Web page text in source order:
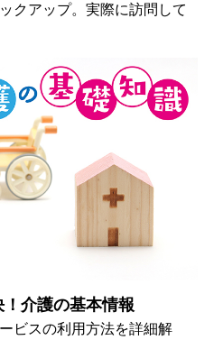
クアップ。実際に訪問して
介護の基本情報
ビスの利用方法を詳細解